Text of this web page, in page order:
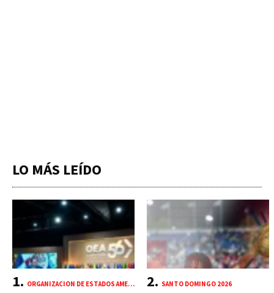
LO MÁS LEÍDO
ORGANIZACIÓN DE ESTADOS AMERICANOS (OEA) SANTO DOMINGO 2026